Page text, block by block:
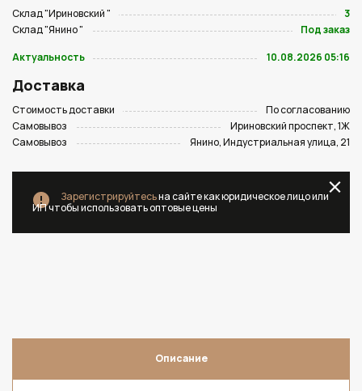
Склад "Ириновский "
3
Склад "Янино "
Под заказ
Актуальность
10.08.2026 05:16
Доставка
Стоимость доставки
По согласованию
Самовывоз
Ириновский проспект, 1Ж
Самовывоз
Янино, Индустриальная улица, 21
Зарегистрируйтесьна сайте как юридическое лицо или
ИП чтобы использовать оптовые цены
Описание